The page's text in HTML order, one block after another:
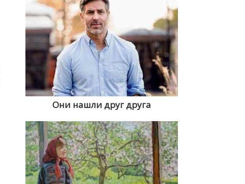
Они нашли друг друга